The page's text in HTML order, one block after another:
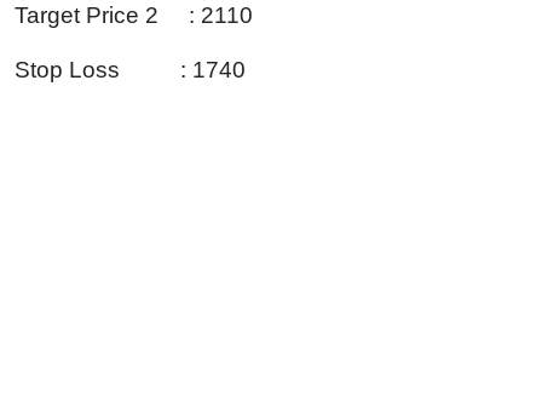
Target Price 2 : 2110
Stop Loss : 1740